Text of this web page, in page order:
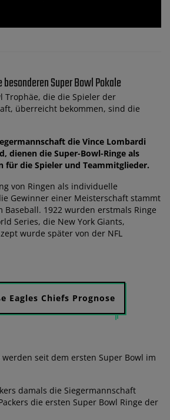
Super Bowl Pokale
Trophäe, die die Spieler der
überreicht bekommen, sind die
die Vince Lombardi
dienen die Super-Bowl-Ringe als
für die Spieler und Teammitglieder.
von Ringen als individuelle
Gewinner einer Meisterschaft stammt
1922 wurden erstmals Ringe
Series, die New York Giants,
wurde später von der NFL
Eagles Chiefs Prognose
werden seit dem ersten Super Bowl im
damals die Siegermannschaft
die ersten Super Bowl Ringe der